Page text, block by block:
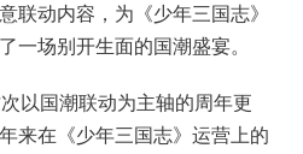
联动内容，为《少年三国志》
一场别开生面的国潮盛宴。
以国潮联动为主轴的周年更
来在《少年三国志》运营上的